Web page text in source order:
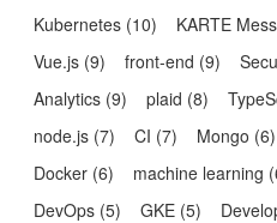
Kubernetes (10) KARTE
Vue.js (9) front-end (9)
Analytics (9) plaid (8)
node.js (7) CI (7) Mongo (6)
Docker (6) machine learning (
DevOps (5) GKE (5)